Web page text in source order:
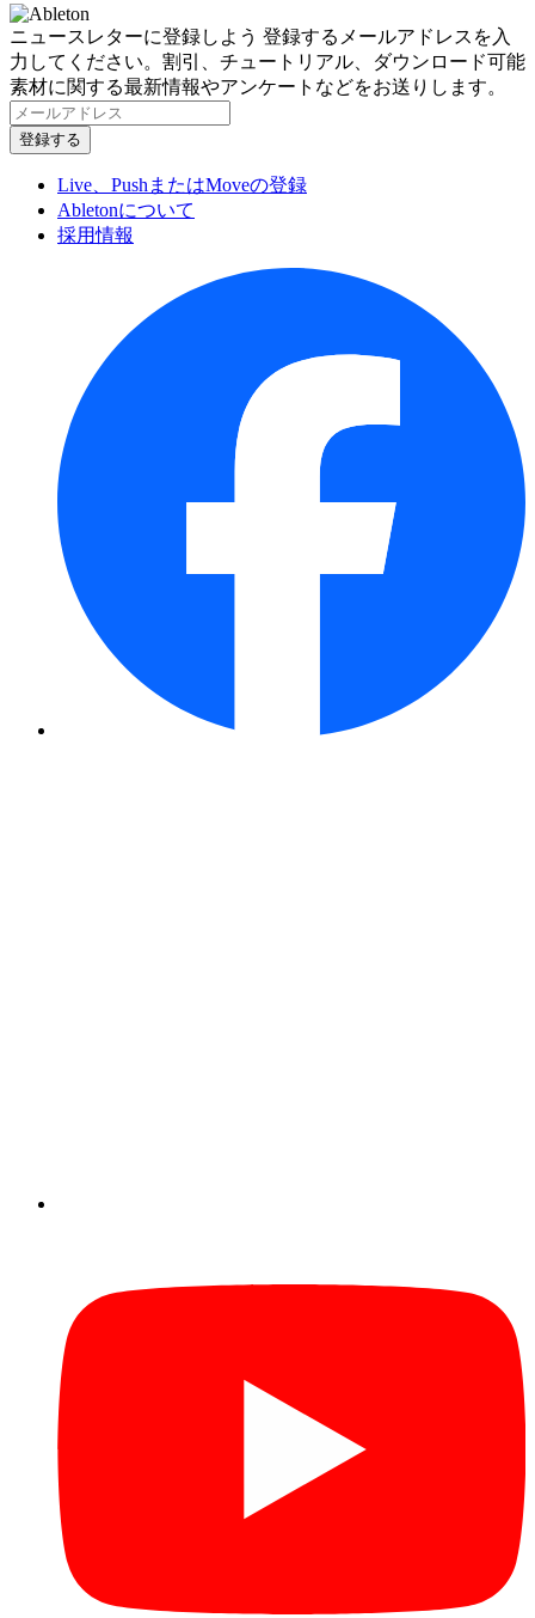
ニュースレターに登録しよう 登録するメールアドレスを入
力してください。割引、チュートリアル、ダウンロード可能
素材に関する最新情報やアンケートなどをお送りします。
Live、PushまたはMoveの登録
Abletonについて
採用情報